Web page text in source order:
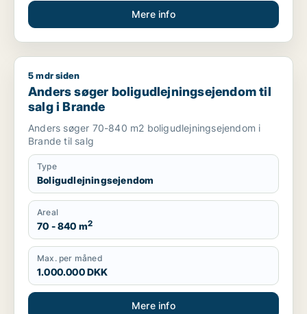
Mere info
Anders søger boligudlejningsejendom til salg i Brande
5 mdr siden
Anders søger boligudlejningsejendom til
salg i Brande
Anders søger 70-840 m2 boligudlejningsejendom i
Brande til salg
Type
Boligudlejningsejendom
Areal
70 - 840 m2
Max. per måned
1.000.000 DKK
Mere info